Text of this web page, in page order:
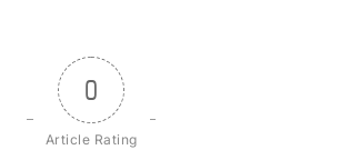
0
Article Rating